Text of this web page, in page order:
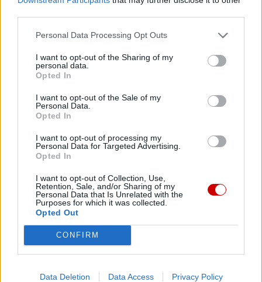
Personal Data Processing Opt Outs
I want to opt-out of the Sharing of my
personal data.
Opted In
I want to opt-out of the Sale of my
Personal Data.
Opted In
I want to opt-out of processing my
Personal Data for Targeted Advertising.
Opted In
I want to opt-out of Collection, Use,
Retention, Sale, and/or Sharing of my
Personal Data that Is Unrelated with the
Purposes for which it was collected.
Opted Out
CONFIRM
Data Deletion Data Access Privacy Policy